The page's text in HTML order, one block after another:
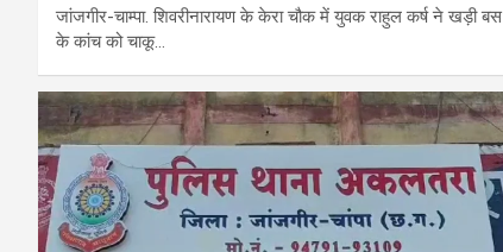
जांजगीर-चाम्पा. शिवरीनारायण के केरा चौक में युवक राहुल कर्ष ने खड़ी बस
के कांच को चाकू…